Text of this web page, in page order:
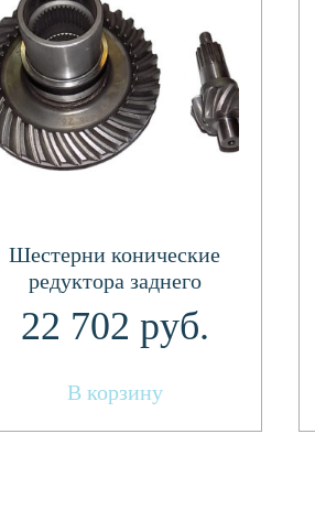
Шестерни конические
редуктора заднего
ведущая и ведомая
(комплект) 26200-058-04-
22 702 руб.
В корзину